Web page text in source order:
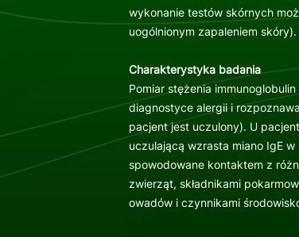
wykonanie testów skórnych
uogólnionym zapaleniem skóry).
Charakterystyka badania
Pomiar stężenia
diagnostyce alergii i
pacjent jest uczulony). U
uczulającą wzrasta miano IgE
spowodowane kontaktem z
zwierząt, składnikami
owadów i czynnikami